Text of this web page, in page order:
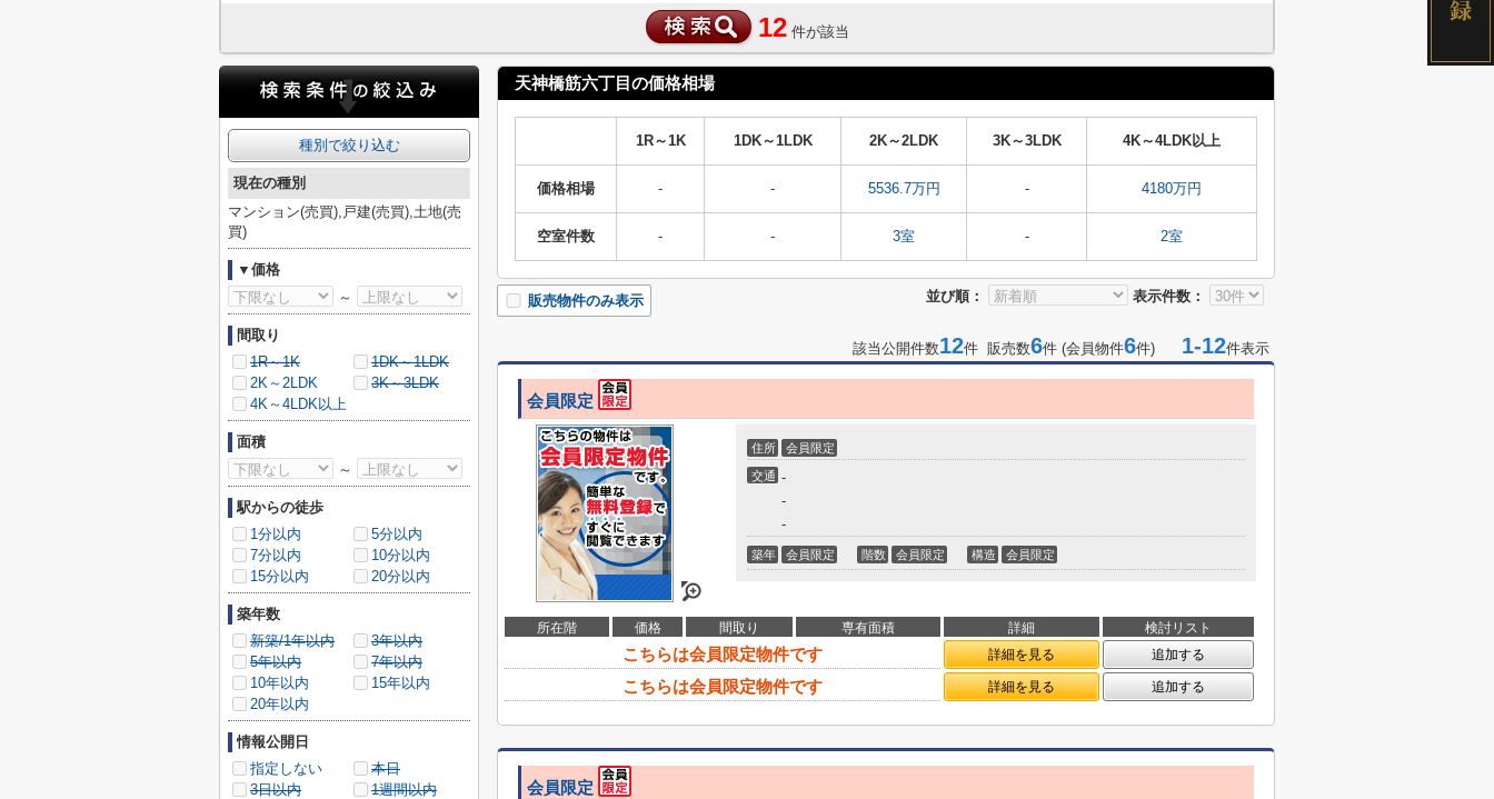
12 件が該当
天神橋筋六丁目の価格相場
1R～1K 1DK～1LDK 2K～2LDK 3K～3LDK 4K～4LDK以上
価格相場 - - 5536.7万円 - 4180万円
空室件数 - - 3室 - 2室
並び順： 表示件数：
販売物件のみ表示
該当公開件数12件 販売数6件 (会員物件6件) 1-12件表示
会員限定
住所 会員限定
交通 -
-
-
築年 会員限定 階数 会員限定 構造 会員限定
所在階 価格 間取り 専有面積 詳細 検討リスト
こちらは会員限定物件です 詳細を見る 追加する
こちらは会員限定物件です 詳細を見る 追加する
会員限定
種別で絞り込む
現在の種別
マンション(売買),戸建(売買),土地(売
買)
▼価格
～
間取り
1R～1K
1DK～1LDK
2K～2LDK
3K～3LDK
4K～4LDK以上
面積
～
駅からの徒歩
1分以内
5分以内
7分以内
10分以内
15分以内
20分以内
築年数
新築/1年以内
3年以内
5年以内
7年以内
10年以内
15年以内
20年以内
情報公開日
指定しない
本日
3日以内
1週間以内